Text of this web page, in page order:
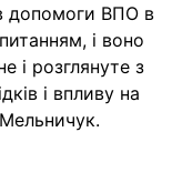
допомоги ВПО в
і воно
і розглянуте з
і впливу на
Viber
у Whatsapp
у Messenger
у LinkedIn